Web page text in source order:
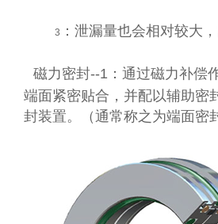
3 ：泄漏量也会相对较大
磁力密封--1 ：通过磁力补偿
端面紧密贴合，并配以辅助密
封装置。（通常称之为端面密